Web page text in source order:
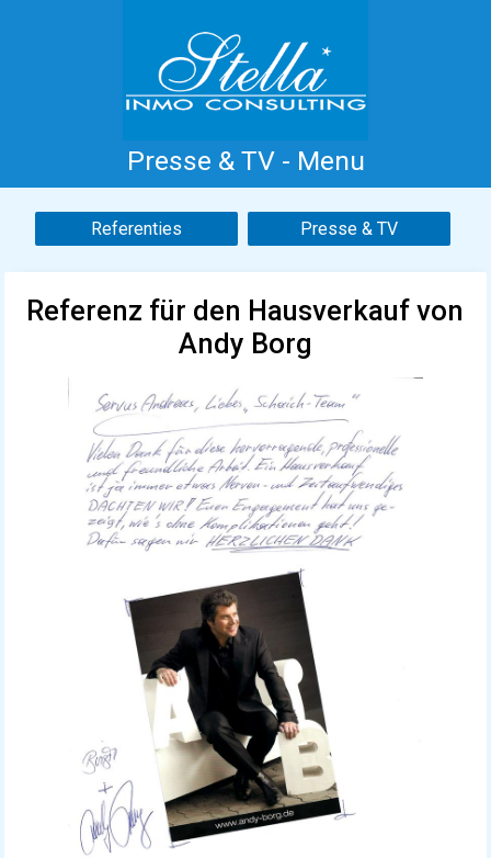
Presse & TV - Menu
Home Costa Blanca Koop Huur
Nieuwbouw Informatie Referenties
Contact
Referenties Presse & TV
Referenz für den Hausverkauf von
Andy Borg